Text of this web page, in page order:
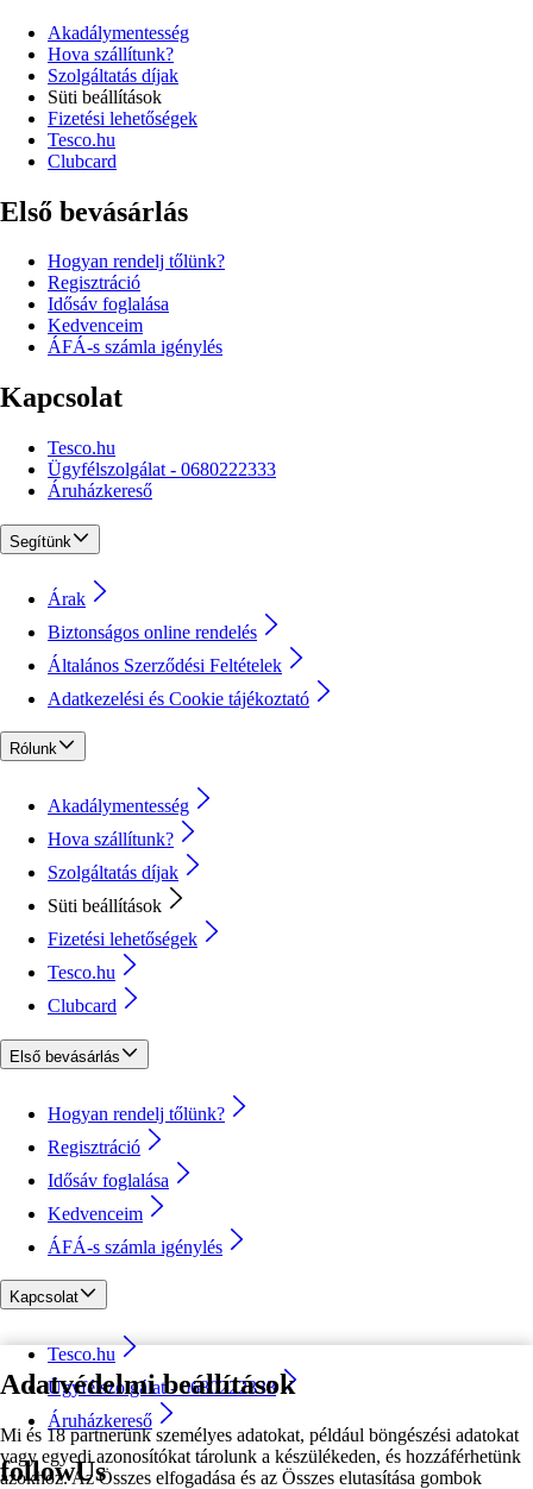
Adatvédelmi beállítások
Mi és 18 partnerünk személyes adatokat, például böngészési adatokat
vagy egyedi azonosítókat tárolunk a készülékeden, és hozzáférhetünk
azokhoz. Az Összes elfogadása és az Összes elutasítása gombok
Akadálymentesség
Hova szállítunk?
Szolgáltatás díjak
Süti beállítások
Fizetési lehetőségek
Tesco.hu
Clubcard
Első bevásárlás
Hogyan rendelj tőlünk?
Regisztráció
Idősáv foglalása
Kedvenceim
ÁFÁ-s számla igénylés
Kapcsolat
Tesco.hu
Ügyfélszolgálat - 0680222333
Áruházkereső
Segítünk
Árak
Biztonságos online rendelés
Általános Szerződési Feltételek
Adatkezelési és Cookie tájékoztató
Rólunk
Akadálymentesség
Hova szállítunk?
Szolgáltatás díjak
Süti beállítások
Fizetési lehetőségek
Tesco.hu
Clubcard
Első bevásárlás
Hogyan rendelj tőlünk?
Regisztráció
Idősáv foglalása
Kedvenceim
ÁFÁ-s számla igénylés
Kapcsolat
Tesco.hu
Ügyfélszolgálat - 0680222333
Áruházkereső
followUs